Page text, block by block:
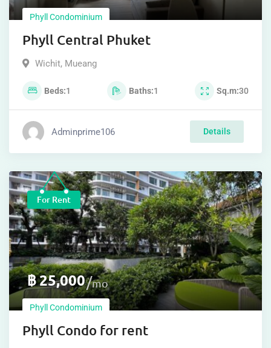
Phyll Condominium
Phyll Central Phuket
Wichit, Mueang
Beds 1 Baths 1 Sq.m 30
Adminprime106 Details
For Rent
฿25,000 mo
Phyll Condominium
Phyll Condo for rent